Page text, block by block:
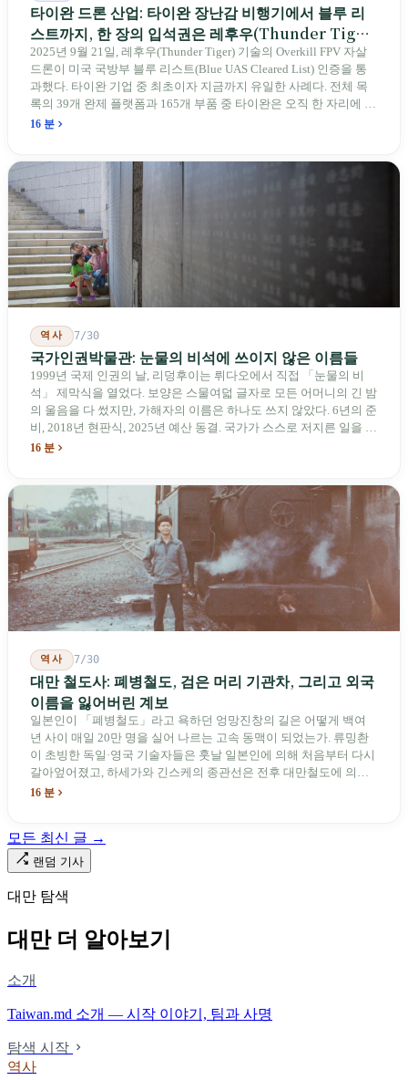
타이완 드론 산업: 타이완 장난감 비행기에서 블루 리
스트까지, 한 장의 입석권은 레후우(Thunder Tiger)
에게
2025년 9월 21일, 레후우(Thunder Tiger) 기술의 Overkill FPV 자살
드론이 미국 국방부 블루 리스트(Blue UAS Cleared List) 인증을 통
과했다. 타이완 기업 중 최초이자 지금까지 유일한 사례다. 전체 목
록의 39개 완제 플랫폼과 165개 부품 중 타이완은 오직 한 자리에 불
과하다. 2026년 4월, 미국 양당 소속 상원의원 4명이 《타이완을 위
를 드러낸다: 타이완의 진입이 너무 느려 미국 스스로가 입법을 통해
장벽을 낮춰야 한다는 점이다. 타이완에서 46년간 원격 조종 장난감
비행기를 만들어 온 한 회사가 오하이오주에 두 번째 공장을 건설할
계획을 세우고 있다.
16 분
역사 7/30
국가인권박물관: 눈물의 비석에 쓰이지 않은 이름들
1999년 국제 인권의 날, 리덩후이는 뤼다오에서 직접 「눈물의 비
석」 제막식을 열었다. 보양은 스물여덟 글자로 모든 어머니의 긴 밤
의 울음을 다 썼지만, 가해자의 이름은 하나도 쓰지 않았다. 6년의 준
비, 2018년 현판식, 2025년 예산 동결. 국가가 스스로 저지른 일을 기
념하기 위해 스스로 세운 박물관. 계엄 해제 39년 동안 사법 재판을
16 분
역사 7/30
대만 철도사: 폐병철도, 검은 머리 기관차, 그리고 외국
이름을 잃어버린 계보
일본인이 「폐병철도」라고 욕하던 엉망진창의 길은 어떻게 백여
년 사이 매일 20만 명을 실어 나르는 고속 동맥이 되었는가. 류밍촨
이 초빙한 독일·영국 기술자들은 훗날 일본인에 의해 처음부터 다시
갈아엎어졌고, 하세가와 긴스케의 종관선은 전후 대만철도에 의해
이름과 번호가 바뀌었다. 세대마다 앞선 세대의 기록을 주석으로 밀
다. 마침내 푸유마·타로코 세대에 이르러서야 원주민 지명이 다시 철
로 위에 깔렸다.
16 분
모든 최신 글 →
랜덤 기사
대만 탐색
대만 더 알아보기
소개
Taiwan.md 소개 — 시작 이야기, 팀과 사명
탐색 시작
역사